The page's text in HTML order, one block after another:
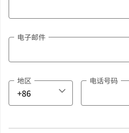
电子邮件
地区 电话号码